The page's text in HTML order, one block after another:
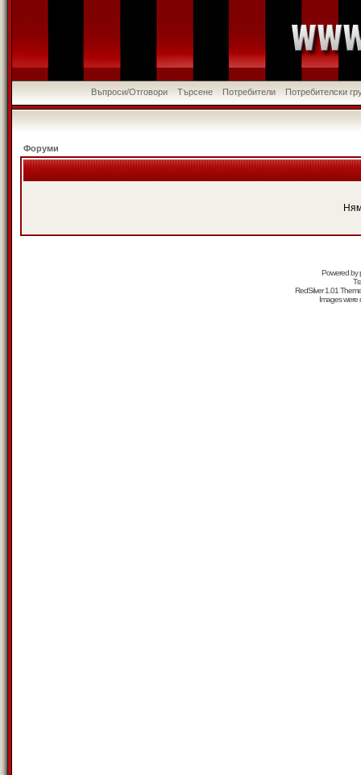
Въпроси/Отговори Търсене Потребители Потребителски
Форуми
Powered by
RedSilver 1.01
Images were